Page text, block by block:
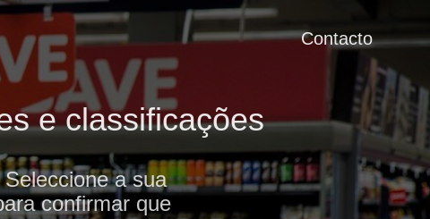
Contacto
e classificações
a sua
confirmar que